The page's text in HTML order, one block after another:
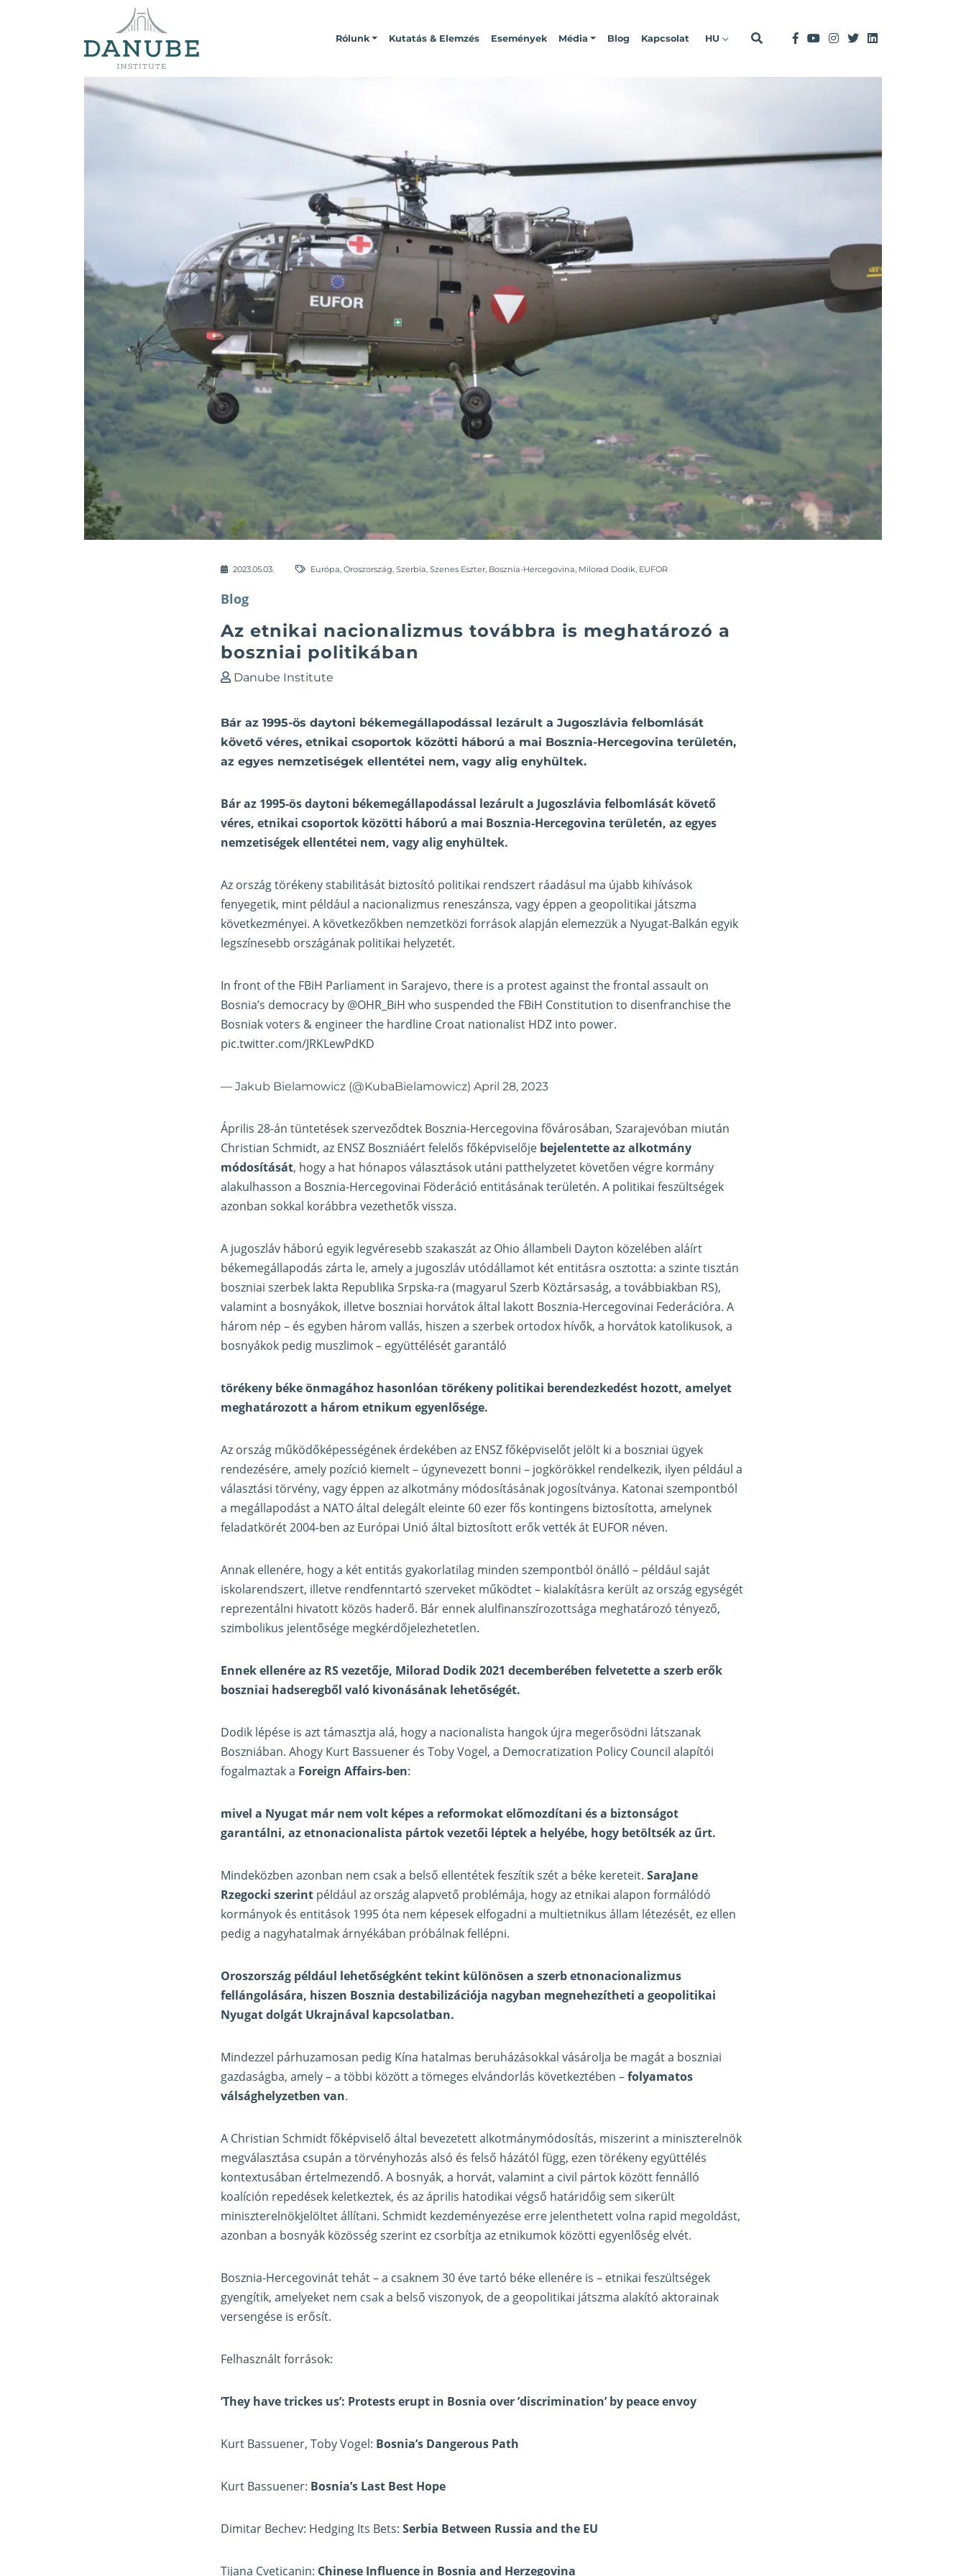
Rólunk Kutatás & Elemzés Események Média Blog Kapcsolat HU
2023.05.03. Európa Oroszország Szerbia Szenes Eszter Bosznia-Hercegovina Milorad Dodik EUFOR
Blog
Az etnikai nacionalizmus továbbra is meghatározó a
boszniai politikában
Danube Institute
Bár az 1995-ös daytoni békemegállapodással lezárult a Jugoszlávia felbomlását
követő véres, etnikai csoportok közötti háború a mai Bosznia-Hercegovina területén,
az egyes nemzetiségek ellentétei nem, vagy alig enyhültek.
Bár az 1995-ös daytoni békemegállapodással lezárult a Jugoszlávia felbomlását követő
véres, etnikai csoportok közötti háború a mai Bosznia-Hercegovina területén, az egyes
nemzetiségek ellentétei nem, vagy alig enyhültek.
Az ország törékeny stabilitását biztosító politikai rendszert ráadásul ma újabb kihívások
fenyegetik, mint például a nacionalizmus reneszánsza, vagy éppen a geopolitikai játszma
következményei. A következőkben nemzetközi források alapján elemezzük a Nyugat-Balkán egyik
legszínesebb országának politikai helyzetét.
In front of the FBiH Parliament in Sarajevo, there is a protest against the frontal assault on
Bosnia’s democracy by @OHR_BiH who suspended the FBiH Constitution to disenfranchise the
Bosniak voters & engineer the hardline Croat nationalist HDZ into power.
pic.twitter.com/JRKLewPdKD
— Jakub Bielamowicz (@KubaBielamowicz) April 28, 2023
Április 28-án tüntetések szerveződtek Bosznia-Hercegovina fővárosában, Szarajevóban miután
Christian Schmidt, az ENSZ Boszniáért felelős főképviselője bejelentette az alkotmány
módosítását, hogy a hat hónapos választások utáni patthelyzetet követően végre kormány
alakulhasson a Bosznia-Hercegovinai Föderáció entitásának területén. A politikai feszültségek
azonban sokkal korábbra vezethetők vissza.
A jugoszláv háború egyik legvéresebb szakaszát az Ohio állambeli Dayton közelében aláírt
békemegállapodás zárta le, amely a jugoszláv utódállamot két entitásra osztotta: a szinte tisztán
boszniai szerbek lakta Republika Srpska-ra (magyarul Szerb Köztársaság, a továbbiakban RS),
valamint a bosnyákok, illetve boszniai horvátok által lakott Bosznia-Hercegovinai Federációra. A
három nép – és egyben három vallás, hiszen a szerbek ortodox hívők, a horvátok katolikusok, a
bosnyákok pedig muszlimok – együttélését garantáló
törékeny béke önmagához hasonlóan törékeny politikai berendezkedést hozott, amelyet
meghatározott a három etnikum egyenlősége.
Az ország működőképességének érdekében az ENSZ főképviselőt jelölt ki a boszniai ügyek
rendezésére, amely pozíció kiemelt – úgynevezett bonni – jogkörökkel rendelkezik, ilyen például a
választási törvény, vagy éppen az alkotmány módosításának jogosítványa. Katonai szempontból
a megállapodást a NATO által delegált eleinte 60 ezer fős kontingens biztosította, amelynek
feladatkörét 2004-ben az Európai Unió által biztosított erők vették át EUFOR néven.
Annak ellenére, hogy a két entitás gyakorlatilag minden szempontból önálló – például saját
iskolarendszert, illetve rendfenntartó szerveket működtet – kialakításra került az ország egységét
reprezentálni hivatott közös haderő. Bár ennek alulfinanszírozottsága meghatározó tényező,
szimbolikus jelentősége megkérdőjelezhetetlen.
Ennek ellenére az RS vezetője, Milorad Dodik 2021 decemberében felvetette a szerb erők
boszniai hadseregből való kivonásának lehetőségét.
Dodik lépése is azt támasztja alá, hogy a nacionalista hangok újra megerősödni látszanak
Boszniában. Ahogy Kurt Bassuener és Toby Vogel, a Democratization Policy Council alapítói
fogalmaztak a Foreign Affairs-ben:
mivel a Nyugat már nem volt képes a reformokat előmozdítani és a biztonságot
garantálni, az etnonacionalista pártok vezetői léptek a helyébe, hogy betöltsék az űrt.
Mindeközben azonban nem csak a belső ellentétek feszítik szét a béke kereteit. SaraJane
Rzegocki szerint például az ország alapvető problémája, hogy az etnikai alapon formálódó
kormányok és entitások 1995 óta nem képesek elfogadni a multietnikus állam létezését, ez ellen
pedig a nagyhatalmak árnyékában próbálnak fellépni.
Oroszország például lehetőségként tekint különösen a szerb etnonacionalizmus
fellángolására, hiszen Bosznia destabilizációja nagyban megnehezítheti a geopolitikai
Nyugat dolgát Ukrajnával kapcsolatban.
Mindezzel párhuzamosan pedig Kína hatalmas beruházásokkal vásárolja be magát a boszniai
gazdaságba, amely – a többi között a tömeges elvándorlás következtében –folyamatos
válsághelyzetben van.
A Christian Schmidt főképviselő által bevezetett alkotmánymódosítás, miszerint a miniszterelnök
megválasztása csupán a törvényhozás alsó és felső házától függ, ezen törékeny együttélés
kontextusában értelmezendő. A bosnyák, a horvát, valamint a civil pártok között fennálló
koalíción repedések keletkeztek, és az április hatodikai végső határidőig sem sikerült
miniszterelnökjelöltet állítani. Schmidt kezdeményezése erre jelenthetett volna rapid megoldást,
azonban a bosnyák közösség szerint ez csorbítja az etnikumok közötti egyenlőség elvét.
Bosznia-Hercegovinát tehát – a csaknem 30 éve tartó béke ellenére is – etnikai feszültségek
gyengítik, amelyeket nem csak a belső viszonyok, de a geopolitikai játszma alakító aktorainak
versengése is erősít.
Felhasznált források:
’They have trickes us’: Protests erupt in Bosnia over ’discrimination’ by peace envoy
Kurt Bassuener, Toby Vogel: Bosnia’s Dangerous Path
Kurt Bassuener: Bosnia’s Last Best Hope
Dimitar Bechev: Hedging Its Bets: Serbia Between Russia and the EU
Tijana Cveticanin: Chinese Influence in Bosnia and Herzegovina